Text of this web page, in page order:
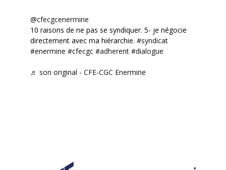
@cfecgcenermine
10 raisons de ne pas se syndiquer. 5- je négocie
directement avec ma hiérarchie. #syndicat
#enermine #cfecgc #adherent #dialogue
♬ son original - CFE-CGC Enermine